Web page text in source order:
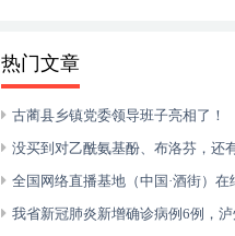
热门文章
古蔺县乡镇党委领导班子亮相了！
没买到对乙酰氨基酚、布洛芬，还
可以临时替代
全国网络直播基地（中国·酒街）在
动运行
我省新冠肺炎新增确诊病例6例，泸